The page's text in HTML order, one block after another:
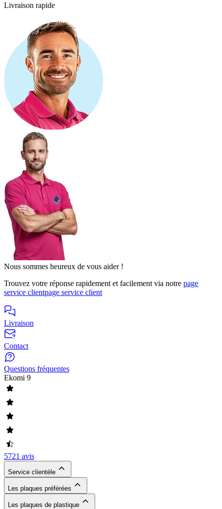
Livraison rapide
Nous sommes heureux de vous aider !
Trouvez votre réponse rapidement et facilement via notre page
service clientpage service client
Livraison
Contact
Questions fréquentes
Ekomi 9
5721 avis
Service clientèle
Les plaques préférées
Les plaques de plastique